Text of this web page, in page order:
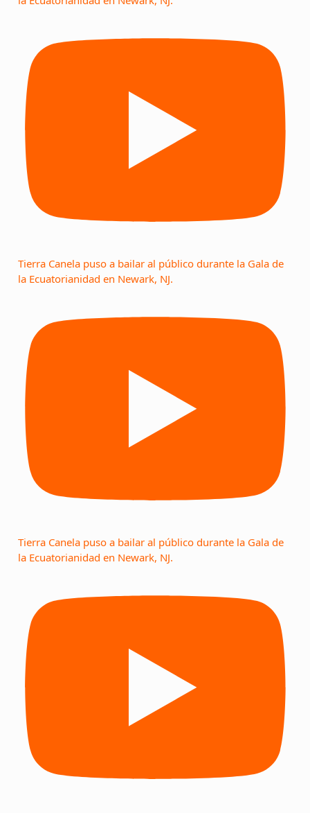
Tierra Canela puso a bailar al público durante la Gala de
la Ecuatorianidad en Newark, NJ.
Tierra Canela puso a bailar al público durante la Gala de
la Ecuatorianidad en Newark, NJ.